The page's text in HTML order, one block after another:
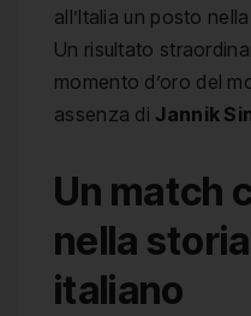
all’Italia un posto
Un risultato
momento d’oro del
assenza di Jannik
Un match
nella
italiano